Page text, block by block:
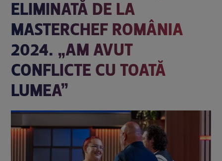
ELIMINATĂ DE LA
MASTERCHEF ROMÂNIA
2024. „AM AVUT
CONFLICTE CU TOATĂ
LUMEA”